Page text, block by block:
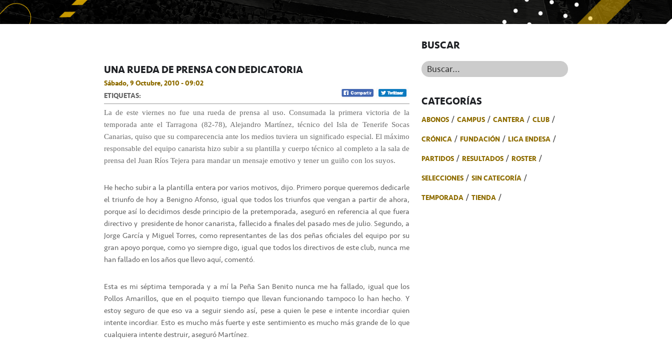
UNA RUEDA DE PRENSA CON DEDICATORIA
Sábado, 9 Octubre, 2010 - 09:02
ETIQUETAS:
La de este viernes no fue una rueda de prensa al uso. Consumada la primera victoria de la
temporada ante el Tarragona (82-78), Alejandro Martínez, técnico del Isla de Tenerife Socas
Canarias, quiso que su comparecencia ante los medios tuviera un significado especial. El máximo
responsable del equipo canarista hizo subir a su plantilla y cuerpo técnico al completo a la sala de
prensa del Juan Ríos Tejera para mandar un mensaje emotivo y tener un guiño con los suyos.
He hecho subir a la plantilla entera por varios motivos, dijo. Primero porque queremos dedicarle
el triunfo de hoy a Benigno Afonso, igual que todos los triunfos que vengan a partir de ahora,
porque así lo decidimos desde principio de la pretemporada, aseguró en referencia al que fuera
directivo y presidente de honor canarista, fallecido a finales del pasado mes de julio. Segundo, a
Jorge García y Miguel Torres, como representantes de las dos peñas oficiales del equipo por su
gran apoyo porque, como yo siempre digo, igual que todos los directivos de este club, nunca me
han fallado en los años que llevo aquí, comentó.
Esta es mi séptima temporada y a mí la Peña San Benito nunca me ha fallado, igual que los
Pollos Amarillos, que en el poquito tiempo que llevan funcionando tampoco lo han hecho. Y
estoy seguro de que eso va a seguir siendo así, pese a quien le pese e intente incordiar quien
intente incordiar. Esto es mucho más fuerte y este sentimiento es mucho más grande de lo que
cualquiera intente destruir, aseguró Martínez.
BUSCAR
Buscar...
CATEGORÍAS
ABONOS CAMPUS CANTERA
CLUB
CRÓNICA
FUNDACIÓN
LIGA ENDESA
PARTIDOS
RESULTADOS
ROSTER
SELECCIONES
SIN CATEGORÍA
TEMPORADA
TIENDA